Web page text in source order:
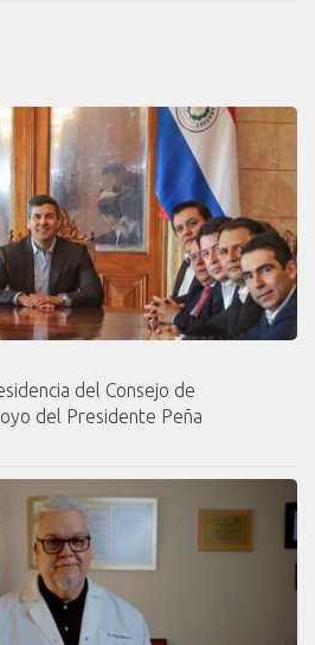
del Consejo de
del Presidente Peña